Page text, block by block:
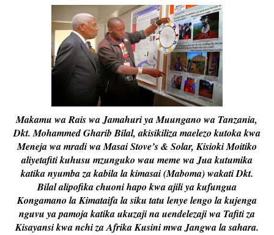
Makamu wa Rais wa Jamahuri ya Muungano wa Tanzania,
Dkt. Mohammed Gharib Bilal, akisikiliza maelezo kutoka kwa
Meneja wa mradi wa Masai Stove’s & Solar, Kisioki Moitiko
aliyetafiti kuhusu mzunguko wau meme wa Jua kutumika
katika nyumba za kabila la kimasai (Maboma) wakati Dkt.
Bilal alipofika chuoni hapo kwa ajili ya kufungua
Kongamano la Kimataifa la siku tatu lenye lengo la kujenga
nguvu ya pamoja katika ukuzaji na uendelezaji wa Tafiti za
Kisayansi kwa nchi za Afrika Kusini mwa Jangwa la sahara.